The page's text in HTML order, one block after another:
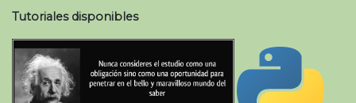
Tutoriales disponibles